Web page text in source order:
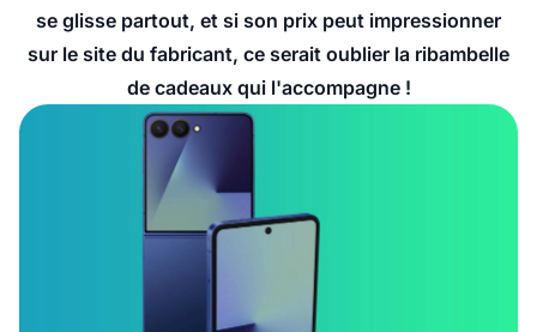
se glisse partout, et si son prix peut impressionner
sur le site du fabricant, ce serait oublier la ribambelle
de cadeaux qui l'accompagne !